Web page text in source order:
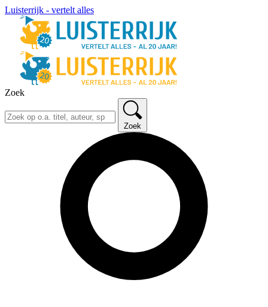
Luisterrijk - vertelt alles
Zoek
Zoek